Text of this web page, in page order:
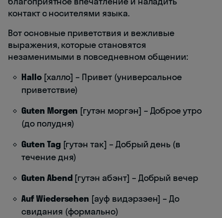
контакт с носителями языка.
Вот основные приветствия и вежливые
выражения, которые становятся
незаменимыми в повседневном общении:
Hallo[халло] – Привет (универсальное
приветствие)
Guten Morgen [гутэн моргэн] – Доброе утро
(до полудня)
Guten Tag [гутэн так] – Добрый день (в
течение дня)
Guten Abend [гутэн абэнт] – Добрый вечер
Auf Wiedersehen [ауф видэрзэен] – До
свидания (формально)